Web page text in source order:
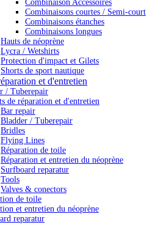
Combinaison Accessoires
Combinaisons courtes / Semi-court
Combinaisons étanches
Combinaisons longues
Hauts de néoprène
Lycra / Wetshirts
Protection d'impact et Gilets
Shorts de sport nautique
et d'entretien
/ Tuberepair
de réparation et d'entretien
Bar repair
Bladder / Tuberepair
Bridles
Flying Lines
Réparation de toile
Réparation et entretien du néoprène
Surfboard reparatur
Tools
Valves & conectors
de toile
et entretien du néoprène
reparatur